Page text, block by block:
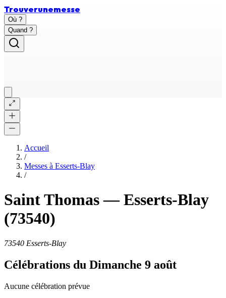
Trouverunemesse
Où ?
Quand ?
Accueil
/
Messes à Esserts-Blay
/
Saint Thomas—Esserts-Blay
(73540)
73540 Esserts-Blay
Célébrations du Dimanche 9 août
Aucune célébration prévue